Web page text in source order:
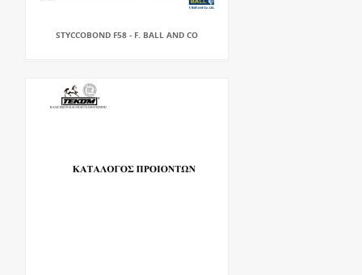
STYCCOBOND F58 - F. BALL AND CO